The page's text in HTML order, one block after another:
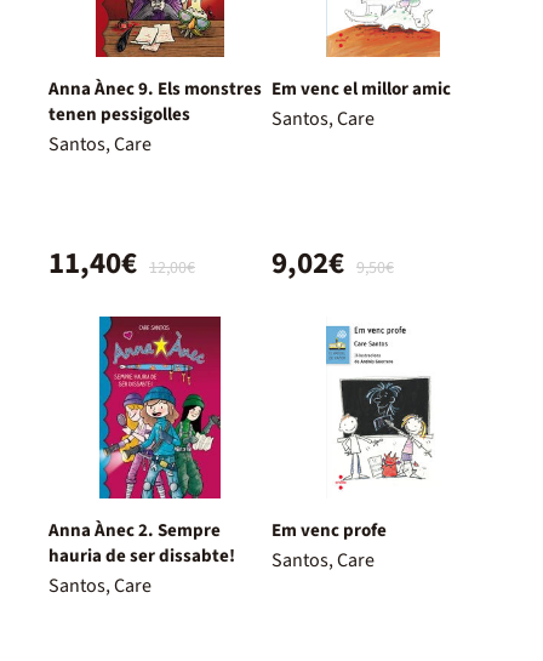
Anna Ànec 9. Els monstres
tenen pessigolles
Santos, Care
12,00€
11,40€
Em venc el millor amic
Santos, Care
9,50€
9,02€
Anna Ànec 2. Sempre
hauria de ser dissabte!
Santos, Care
Em venc profe
Santos, Care